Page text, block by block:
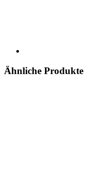
Ähnliche Produkte